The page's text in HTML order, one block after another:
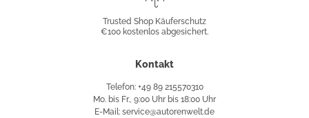
Käuferschutz
Trusted Shop Käuferschutz
€100 kostenlos abgesichert.
Kontakt
Telefon: +49 89 215570310
Mo. bis Fr., 9:00 Uhr bis 18:00 Uhr
E-Mail: service@autorenwelt.de